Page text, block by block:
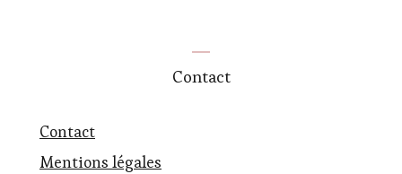
Contact
Contact
Mentions légales